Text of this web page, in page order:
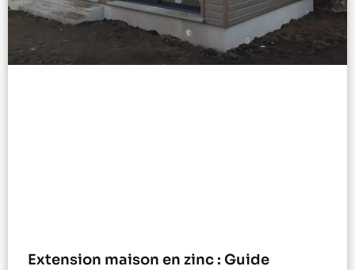
Extension maison en zinc : Guide